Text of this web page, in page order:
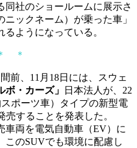
同社のショールームに展示さ
ニックネーム）が乗った車」
ようになっている。
＊
前、11月18日には、スウェ
ボ・カーズ」
日本法人が、22
ポーツ車）タイプの新型電
売することを発表した。
車両を電気自動車（EV）に
このSUVでも環境に配慮し